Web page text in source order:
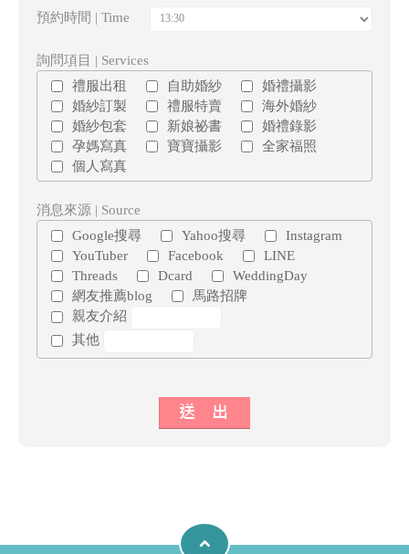
預約時間 | Time
詢問項目 | Services
禮服出租
自助婚紗
婚禮攝影
婚紗訂製
禮服特賣
海外婚紗
婚紗包套
新娘祕書
婚禮錄影
孕媽寫真
寶寶攝影
全家福照
個人寫真
消息來源 | Source
Google搜尋
Yahoo搜尋
Instagram
YouTuber
Facebook
LINE
Threads
Dcard
WeddingDay
網友推薦blog
馬路招牌
親友介紹
其他